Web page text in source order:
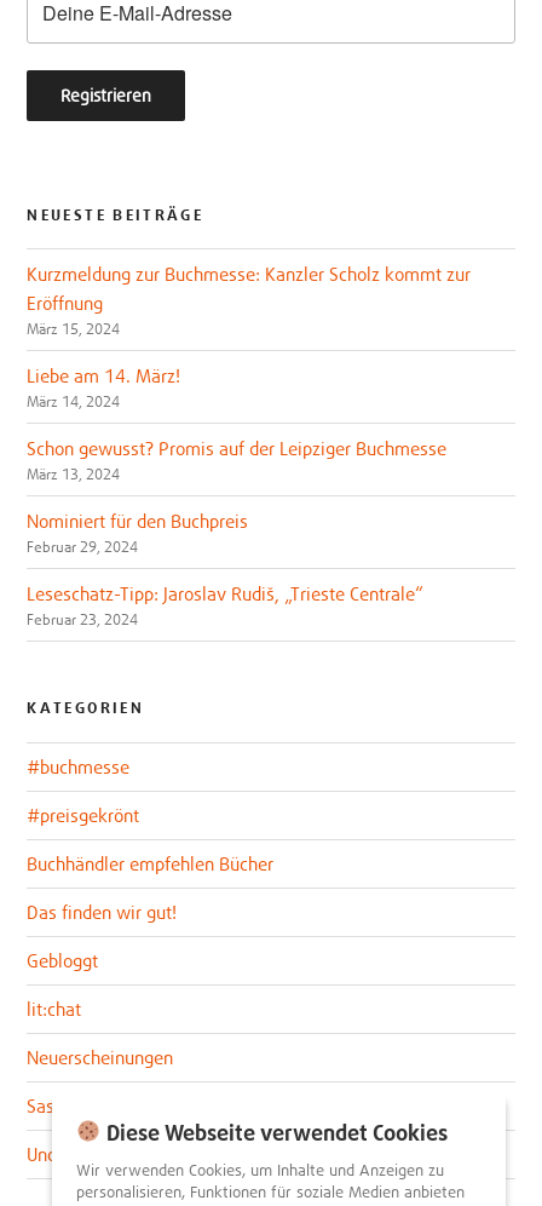
NEUESTE BEITRÄGE
Kurzmeldung zur Buchmesse: Kanzler Scholz kommt zur
Eröffnung
März 15, 2024
Liebe am 14. März!
März 14, 2024
Schon gewusst? Promis auf der Leipziger Buchmesse
März 13, 2024
Nominiert für den Buchpreis
Februar 29, 2024
Leseschatz-Tipp: Jaroslav Rudiš, „Trieste Centrale“
Februar 23, 2024
KATEGORIEN
#buchmesse
#preisgekrönt
Buchhändler empfehlen Bücher
Das finden wir gut!
Gebloggt
lit:chat
Neuerscheinungen
Sascha im lit:blog
Uncategorized
Diese Webseite verwendet Cookies
Wir verwenden Cookies, um Inhalte und Anzeigen zu
personalisieren, Funktionen für soziale Medien anbieten